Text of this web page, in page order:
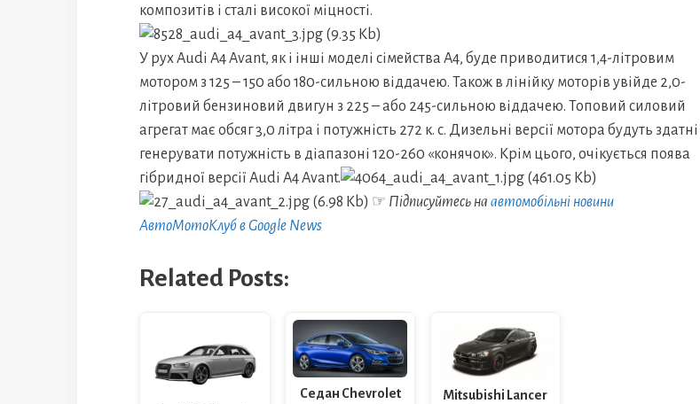
композитів і сталі високої міцності.
У рух Audi A4 Avant, як і інші моделі сімейства A4, буде приводитися 1,4-літровим
мотором з 125 – 150 або 180-сильною віддачею. Також в лінійку моторів увійде 2,0-
літровий бензиновий двигун з 225 – або 245-сильною віддачею. Топовий силовий
агрегат має обсяг 3,0 літра і потужність 272 к. с. Дизельні версії мотора будуть здатні
генерувати потужність в діапазоні 120-260 «конячок». Крім цього, очікується поява
гібридної версії Audi A4 Avant.
☞ Підписуйтесь на автомобільні новини
АвтоМотоКлуб в Google News
Related Posts:
Cедан Chevrolet
Mitsubishi Lancer